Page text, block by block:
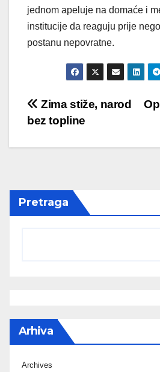
jednom apeluje na domaće i
institucije da reaguju prije
postanu nepovratne.
Post
navigation
Zima stiže, narod
bez topline
Pretraga
Arhiva
Archives